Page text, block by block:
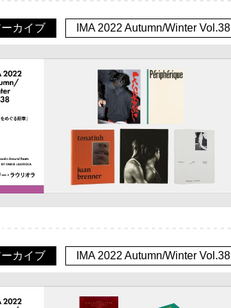
ーカイブ IMA 2022 Autumn/Winter Vol.38
ーカイブ IMA 2022 Autumn/Winter Vol.38